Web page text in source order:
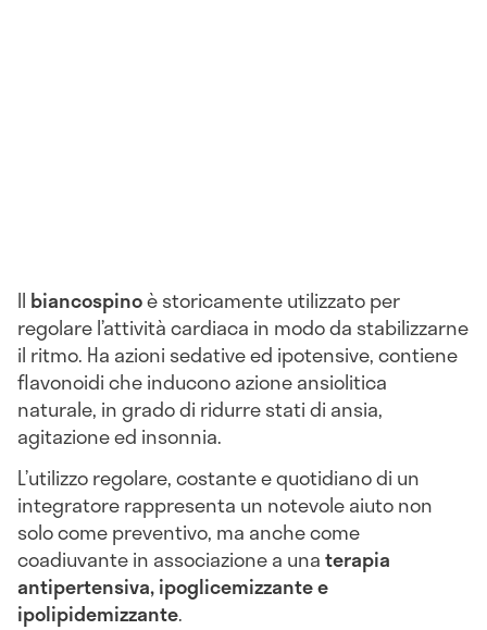
Il biancospinoè storicamente utilizzato per
regolare l’attività cardiaca in modo da stabilizzarne
il ritmo. Ha azioni sedative ed ipotensive, contiene
flavonoidi che inducono azione ansiolitica
naturale, in grado di ridurre stati di ansia,
agitazione ed insonnia.
L’utilizzo regolare, costante e quotidiano di un
integratore rappresenta un notevole aiuto non
solo come preventivo, ma anche come
coadiuvante in associazione a unaterapia
antipertensiva, ipoglicemizzante e
ipolipidemizzante.